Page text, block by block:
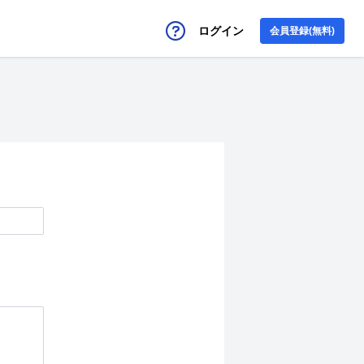
ログイン 会員登録(無料)